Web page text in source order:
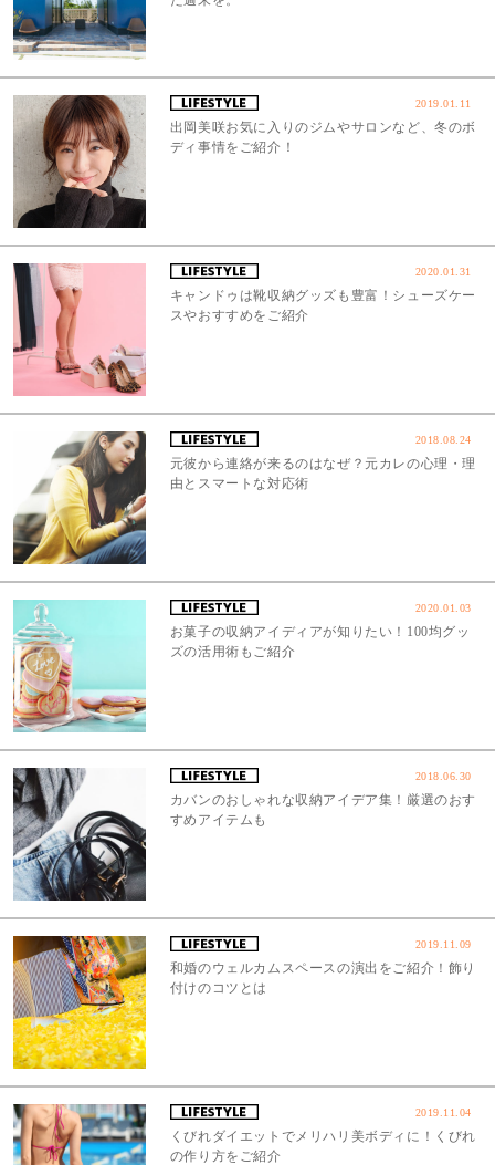
2019.01.11
出岡美咲お気に入りのジムやサロンなど、冬のボ
ディ事情をご紹介！
2020.01.31
キャンドゥは靴収納グッズも豊富！シューズケー
スやおすすめをご紹介
2018.08.24
元彼から連絡が来るのはなぜ？元カレの心理・理
由とスマートな対応術
2020.01.03
お菓子の収納アイディアが知りたい！100均グッ
ズの活用術もご紹介
2018.06.30
カバンのおしゃれな収納アイデア集！厳選のおす
すめアイテムも
2019.11.09
和婚のウェルカムスペースの演出をご紹介！飾り
付けのコツとは
2019.11.04
くびれダイエットでメリハリ美ボディに！くびれ
の作り方をご紹介